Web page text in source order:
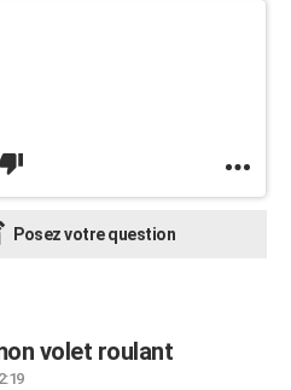
Posez votre question
volet roulant